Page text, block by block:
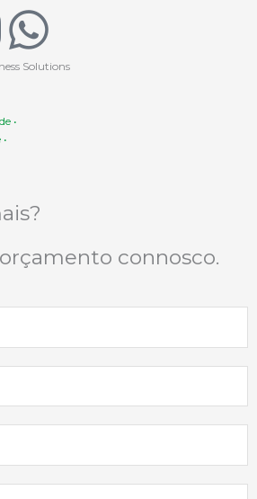
W
h
s
a
p
p
Solutions
•
connosco.